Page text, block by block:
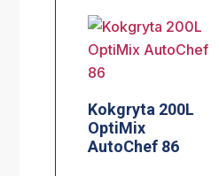
Kokgryta 200L
OptiMix
AutoChef 86